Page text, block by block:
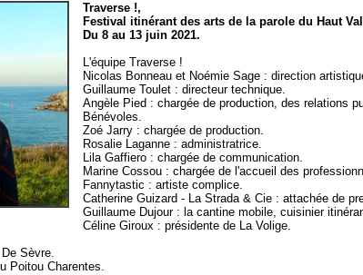
Traverse !,
Festival itinérant des arts de la parole du Haut
Du 8 au 13 juin 2021.
L'équipe Traverse !
Nicolas Bonneau et Noémie Sage : direction
Guillaume Toulet : directeur technique.
Angèle Pied : chargée de production, des relations
Bénévoles.
Zoé Jarry : chargée de production.
Rosalie Laganne : administratrice.
Lila Gaffiero : chargée de communication.
Marine Cossou : chargée de l'accueil des
Fannytastic : artiste complice.
Catherine Guizard - La Strada & Cie : attachée de
Guillaume Dujour : la cantine mobile, cuisinier
Céline Giroux : présidente de La Volige.
Sèvre.
Poitou Charentes.